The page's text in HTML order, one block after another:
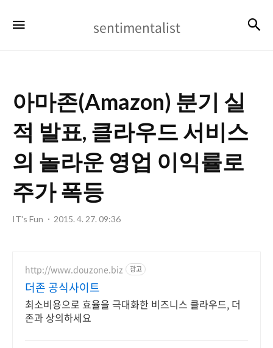
sentimentalist
아마존(Amazon) 분기 실
적 발표, 클라우드 서비스
의 놀라운 영업 이익률로
주가 폭등
IT's Fun 2015. 4. 27. 09:36
http://www.douzone.biz 광고
더존 공식사이트
최소비용으로 효율을 극대화한 비즈니스 클라우드, 더
존과 상의하세요